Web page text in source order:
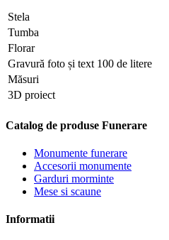
Stela
Tumba
Florar
Gravură foto și text 100 de litere
Măsuri
3D proiect
Catalog de produse Funerare
Monumente funerare
Accesorii monumente
Garduri morminte
Mese si scaune
Informatii